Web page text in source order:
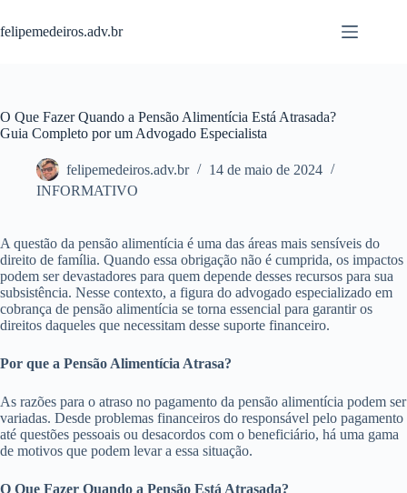
para
o
felipemedeiros.adv.br
O Que Fazer Quando a Pensão Alimentícia Está Atrasada?
Guia Completo por um Advogado Especialista
felipemedeiros.adv.br
14 de maio de 2024
INFORMATIVO
A questão da pensão alimentícia é uma das áreas mais sensíveis do
direito de família. Quando essa obrigação não é cumprida, os impactos
podem ser devastadores para quem depende desses recursos para sua
subsistência. Nesse contexto, a figura do advogado especializado em
cobrança de pensão alimentícia se torna essencial para garantir os
direitos daqueles que necessitam desse suporte financeiro.
Por que a Pensão Alimentícia Atrasa?
As razões para o atraso no pagamento da pensão alimentícia podem ser
variadas. Desde problemas financeiros do responsável pelo pagamento
até questões pessoais ou desacordos com o beneficiário, há uma gama
de motivos que podem levar a essa situação.
O Que Fazer Quando a Pensão Está Atrasada?